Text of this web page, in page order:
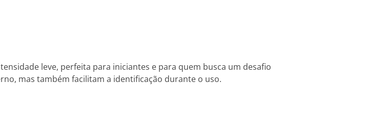
leve, perfeita para iniciantes e para quem busca um desafio
mas também facilitam a identificação durante o uso.